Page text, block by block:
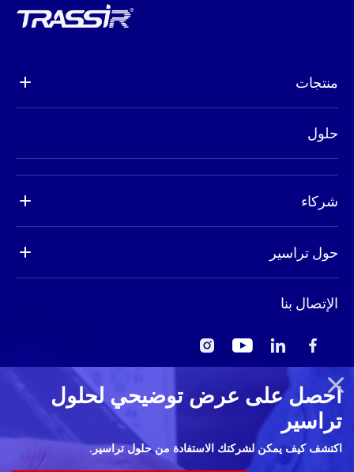
منتجات
كاميرات
معدات
حلول
إنشاء طلب
تحديثات البرامج
حاسبة سعة القرص
مواد التسويق
دليل المعرض
شركاء
كن شريكا
حول تراسير
أخبا
الإتصال بنا
سياسة الخصوصية
سياسة ملفات الإرتباط
احصل على عرض توضيحي لحلول
تراسير
اكتشف كيف يمكن لشركتك الاستفادة من حلول تراسير.